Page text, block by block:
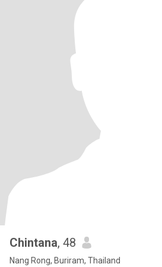
Chintana, 48
Nang Rong, Buriram, Thailand